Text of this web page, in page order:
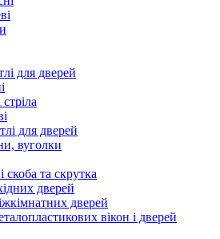
для дверей
для дверей
вуголки
скоба та скрутка
дверей
дверей
вікон і дверей